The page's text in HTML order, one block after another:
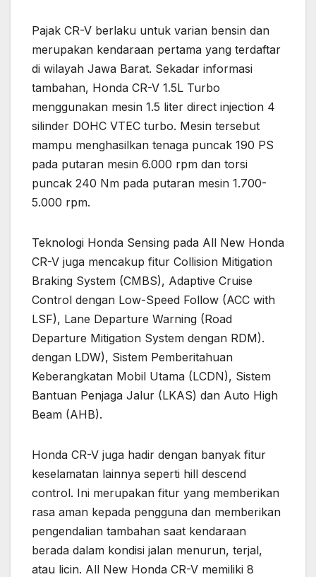
Pajak CR-V berlaku untuk varian bensin dan
merupakan kendaraan pertama yang terdaftar
di wilayah Jawa Barat. Sekadar informasi
tambahan, Honda CR-V 1.5L Turbo
menggunakan mesin 1.5 liter direct injection 4
silinder DOHC VTEC turbo. Mesin tersebut
mampu menghasilkan tenaga puncak 190 PS
pada putaran mesin 6.000 rpm dan torsi
puncak 240 Nm pada putaran mesin 1.700-
5.000 rpm.
Teknologi Honda Sensing pada All New Honda
CR-V juga mencakup fitur Collision Mitigation
Braking System (CMBS), Adaptive Cruise
Control dengan Low-Speed ​​​​Follow (ACC with
LSF), Lane Departure Warning (Road
Departure Mitigation System dengan RDM).
dengan LDW), Sistem Pemberitahuan
Keberangkatan Mobil Utama (LCDN), Sistem
Bantuan Penjaga Jalur (LKAS) dan Auto High
Beam (AHB).
Honda CR-V juga hadir dengan banyak fitur
keselamatan lainnya seperti hill descend
control. Ini merupakan fitur yang memberikan
rasa aman kepada pengguna dan memberikan
pengendalian tambahan saat kendaraan
berada dalam kondisi jalan menurun, terjal,
atau licin. All New Honda CR-V memiliki 8